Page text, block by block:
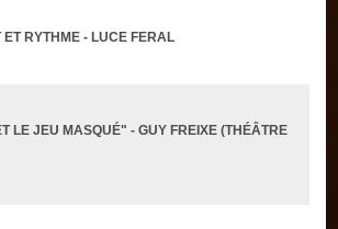
RYTHME - LUCE FERAL
LE JEU MASQUÉ" - GUY FREIXE (THÉÂTRE